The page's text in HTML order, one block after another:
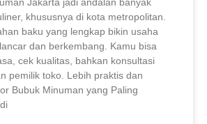
khususnya di kota metropolitan.
baku yang lengkap bikin usaha
dan berkembang. Kamu bisa
cek kualitas, bahkan konsultasi
pemilik toko. Lebih praktis dan
Bubuk Minuman yang Paling